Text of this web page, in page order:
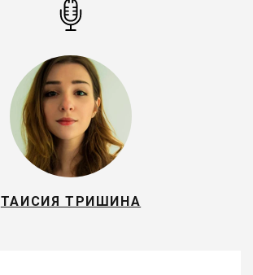
ТАИСИЯ ТРИШИНА